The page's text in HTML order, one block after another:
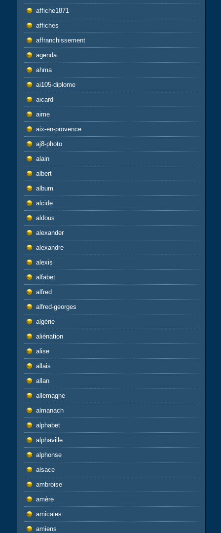
affiche1871
affiches
affranchissement
agenda
ahma
ai105-diplome
aicard
aime
aix-en-provence
aj8-photo
alain
albert
album
alcide
aldous
alexander
alexandre
alexis
alfabet
alfred
alfred-georges
algérie
aliénation
alise
allais
allan
allemagne
almanach
alphabet
alphaville
alphonse
alsace
ambroise
amère
amicales
amiens